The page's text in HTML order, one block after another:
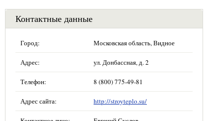
Контактные данные
Город: Московская область, Видное
Адрес: ул. Донбассная, д. 2
Телефон: 8 (800) 775-49-81
Адрес сайта: http://stroyteplo.su/